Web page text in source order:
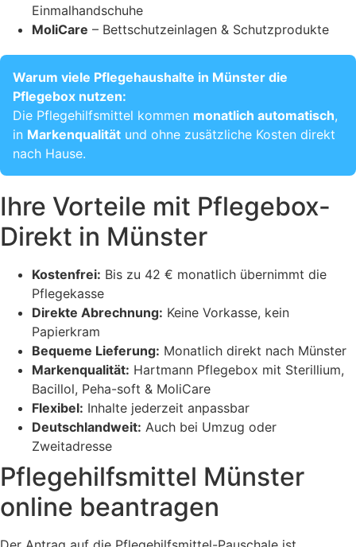
Einmalhandschuhe
MoliCare – Bettschutzeinlagen & Schutzprodukte
Warum viele Pflegehaushalte in Münster die
Pflegebox nutzen:
Die Pflegehilfsmittel kommen monatlich automatisch,
in Markenqualität und ohne zusätzliche Kosten direkt
nach Hause.
Ihre Vorteile mit Pflegebox-
Direkt in Münster
Kostenfrei: Bis zu 42 € monatlich übernimmt die
Pflegekasse
Direkte Abrechnung: Keine Vorkasse, kein
Papierkram
Bequeme Lieferung: Monatlich direkt nach Münster
Markenqualität: Hartmann Pflegebox mit Sterillium,
Bacillol, Peha-soft & MoliCare
Flexibel: Inhalte jederzeit anpassbar
Deutschlandweit: Auch bei Umzug oder
Zweitadresse
Pflegehilfsmittel Münster
online beantragen